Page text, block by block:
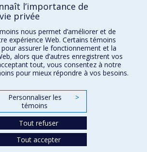
l’importance de
privée
nous permet d’améliorer et de
expérience Web. Certains témoins
assurer le fonctionnement et la
alors que d’autres enregistrent vos
tout, vous consentez à notre
pour mieux répondre à vos besoins.
Personnaliser les
témoins
>
Tout refuser
Tout accepter